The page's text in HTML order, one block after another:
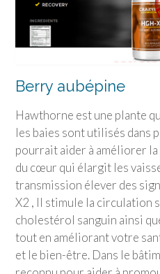
Berry aubépine
Hawthorne est une plante
les baies sont utilisés dans
pourrait aider à améliorer
du cœur qui élargit les
transmission élever des
X2 , Il stimule la circulation
cholestérol sanguin ainsi
tout en améliorant votre
et le bien-être. Dans le